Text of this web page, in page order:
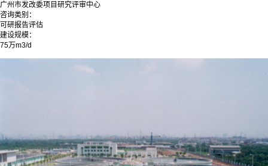
广州市发改委项目研究评审中心
咨询类别：
可研报告评估
建设规模：
75万m3/d